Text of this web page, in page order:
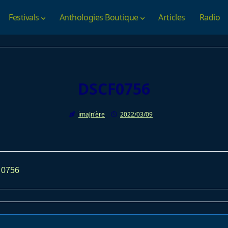
Festivals Anthologies Boutique Articles Radio
DSCF0756
imaJn'ère 2022/03/09